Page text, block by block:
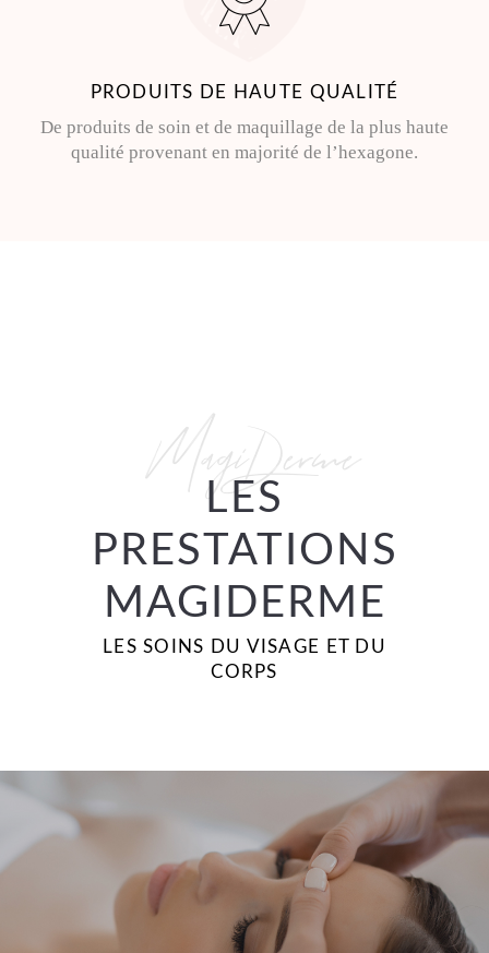
PRODUITS DE HAUTE QUALITÉ
De produits de soin et de maquillage de la plus haute
qualité provenant en majorité de l’hexagone.
MagiDerme
LES
PRESTATIONS
MAGIDERME
LES SOINS DU VISAGE ET DU
CORPS